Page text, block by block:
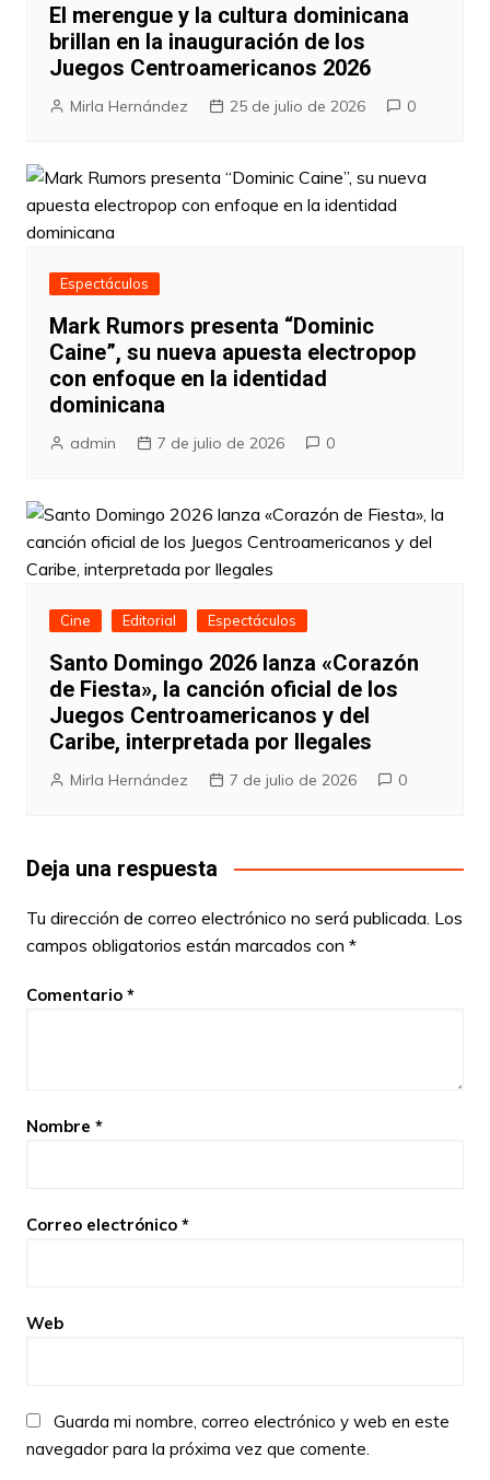
El merengue y la cultura dominicana
brillan en la inauguración de los
Juegos Centroamericanos 2026
Mirla Hernández 25 de julio de 2026 0
Espectáculos
Mark Rumors presenta “Dominic
Caine”, su nueva apuesta electropop
con enfoque en la identidad
dominicana
admin 7 de julio de 2026 0
Cine Editorial Espectáculos
Santo Domingo 2026 lanza «Corazón
de Fiesta», la canción oficial de los
Juegos Centroamericanos y del
Caribe, interpretada por Ilegales
Mirla Hernández 7 de julio de 2026 0
Deja una respuesta
Tu dirección de correo electrónico no será publicada. Los
campos obligatorios están marcados con *
Comentario *
Nombre *
Correo electrónico *
Web
Guarda mi nombre, correo electrónico y web en este
navegador para la próxima vez que comente.